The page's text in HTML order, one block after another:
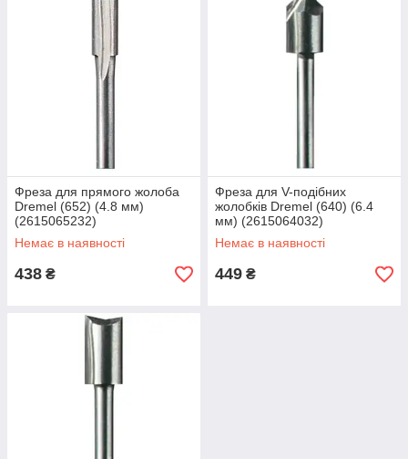
Фреза для прямого жолоба
Dremel (652) (4.8 мм)
(2615065232)
Немає в наявності
438 ₴
Фреза для V-подібних
жолобків Dremel (640) (6.4
мм) (2615064032)
Немає в наявності
449 ₴